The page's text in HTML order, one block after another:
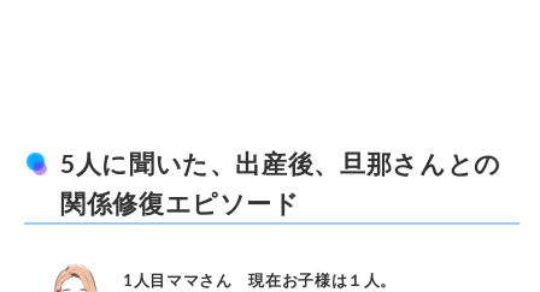
5人に聞いた、出産後、旦那さんとの
関係修復エピソード
1人目ママさん 現在お子様は１人。